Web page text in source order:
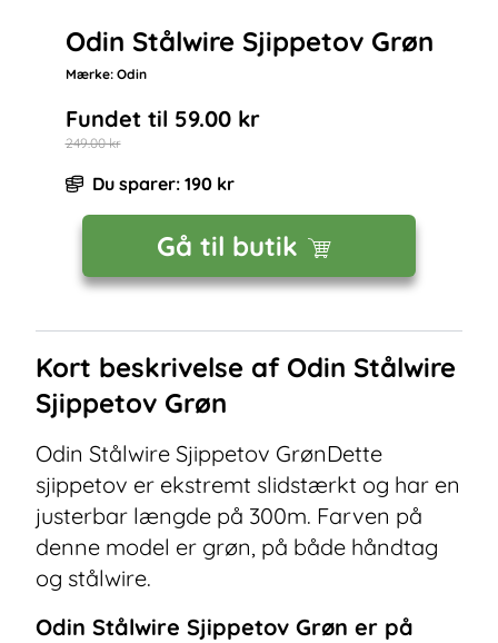
Odin Stålwire Sjippetov Grøn
Mærke: Odin
Fundet til 59.00kr
249.00kr
Du sparer: 190 kr
Gå til butik
Kort beskrivelse af Odin Stålwire
Sjippetov Grøn
Odin Stålwire Sjippetov GrønDette
sjippetov er ekstremt slidstærkt og har en
justerbar længde på 300m. Farven på
denne model er grøn, på både håndtag
og stålwire.
Odin Stålwire Sjippetov Grøn er på